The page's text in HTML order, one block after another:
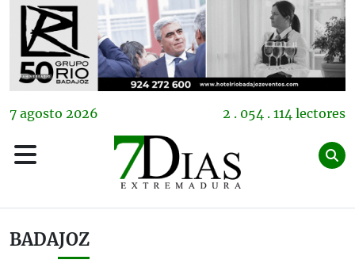
7 agosto 2026 2 . 054 . 114 lectores
BADAJOZ